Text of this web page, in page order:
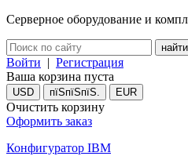
Серверное оборудование и
Войти | Регистрация
Ваша корзина пуста
USD пїЅпїЅпїЅ. EUR
Очистить корзину
Оформить заказ
Конфигуратор IBM